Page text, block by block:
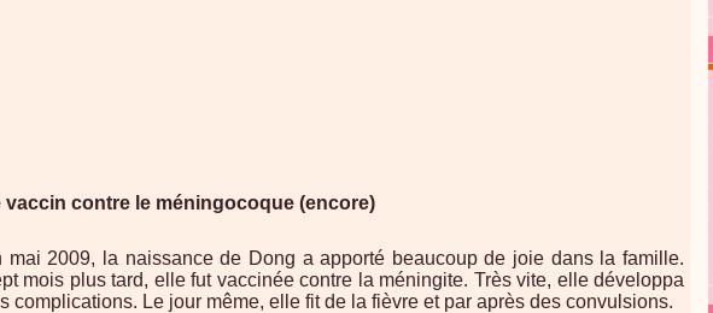
vaccin contre le méningocoque (encore)
mai 2009, la naissance de Dong a apporté beaucoup de joie dans la famille.
mois plus tard, elle fut vaccinée contre la méningite. Très vite, elle développa
complications. Le jour même, elle fit de la fièvre et par après des convulsions.